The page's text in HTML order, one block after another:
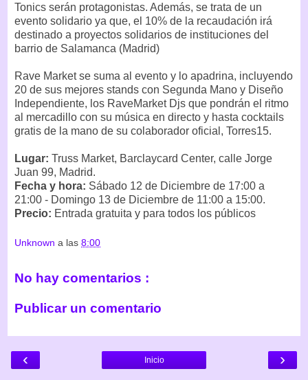
Tonics serán protagonistas. Además, se trata de un
evento solidario ya que, el 10% de la recaudación irá
destinado a proyectos solidarios de instituciones del
barrio de Salamanca (Madrid)
Rave Market se suma al evento y lo apadrina, incluyendo
20 de sus mejores stands con Segunda Mano y Diseño
Independiente, los RaveMarket Djs que pondrán el ritmo
al mercadillo con su música en directo y hasta cocktails
gratis de la mano de su colaborador oficial, Torres15.
Lugar: Truss Market, Barclaycard Center, calle Jorge
Juan 99, Madrid.
Fecha y hora: Sábado 12 de Diciembre de 17:00 a
21:00 - Domingo 13 de Diciembre de 11:00 a 15:00.
Precio: Entrada gratuita y para todos los públicos
Unknown a las 8:00
No hay comentarios :
Publicar un comentario
‹ ›
Inicio